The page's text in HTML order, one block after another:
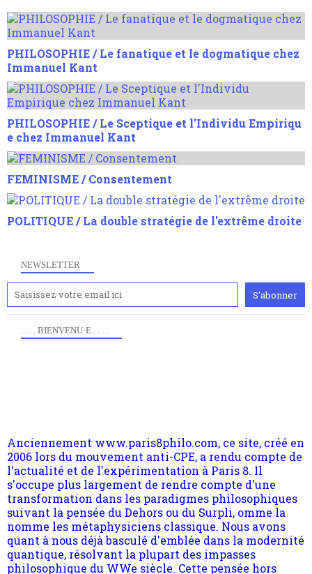
PHILOSOPHIE / Le fanatique et le dogmatique chez
Immanuel Kant
PHILOSOPHIE / Le Sceptique et l'Individu Empiriqu
e chez Immanuel Kant
FEMINISME / Consentement
POLITIQUE / La double stratégie de l'extrême droite
NEWSLETTER
. . . . BIENVENU·E . . . .
2006 lors du mouvement anti-CPE, a rendu compte de
l'actualité et de l'expérimentation à Paris 8. Il
s'occupe plus largement de rendre compte d'une
transformation dans les paradigmes philosophiques
suivant la pensée du Dehors ou du Surpli, omme la
nomme les métaphysiciens classique. Nous avons
quant à nous déjà basculé d'emblée dans la modernité
quantique, résolvant la plupart des impasses
philosophique du WWe siècle. Cette pensée hors
contrat est la marque d'une complexité, riche de